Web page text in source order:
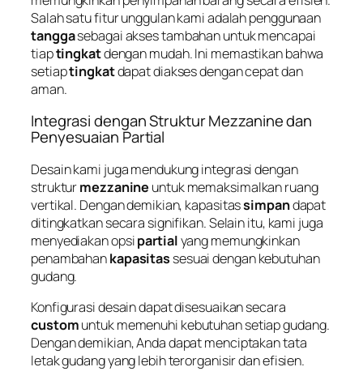
Salah satu fitur unggulan kami adalah penggunaan
tanggasebagai akses tambahan untuk mencapai
tiaptingkatdengan mudah. Ini memastikan bahwa
setiaptingkatdapat diakses dengan cepat dan
aman.
Integrasi dengan Struktur Mezzanine dan
Penyesuaian Partial
Desain kami juga mendukung integrasi dengan
strukturmezzanine untuk memaksimalkan ruang
vertikal. Dengan demikian, kapasitassimpandapat
ditingkatkan secara signifikan. Selain itu, kami juga
menyediakan opsipartialyang memungkinkan
penambahankapasitas sesuai dengan kebutuhan
gudang.
Konfigurasi desain dapat disesuaikan secara
customuntuk memenuhi kebutuhan setiap gudang.
Dengan demikian, Anda dapat menciptakan tata
letak gudang yang lebih terorganisir dan efisien.